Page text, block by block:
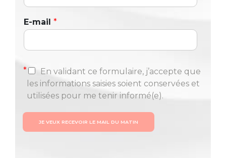
E-mail *
*
En validant ce formulaire, j’accepte que
les informations saisies soient conservées et
utilisées pour me tenir informé(e).
JE VEUX RECEVOIR LE MAIL DU MATIN